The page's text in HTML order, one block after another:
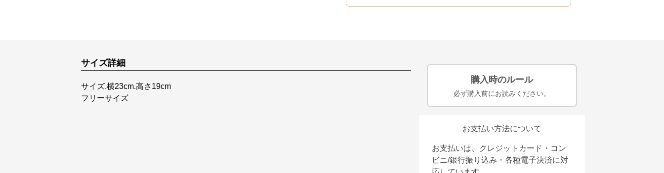
サイズ詳細
サイズ.横23cm.高さ19cm
フリーサイズ
購入時のルール
必ず購入前にお読みください。
お支払い方法について
お支払いは、クレジットカード・コン
ビニ/銀行振り込み・各種電子決済に対